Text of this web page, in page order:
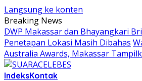
Langsung ke konten
Breaking News
DWP Makassar dan Bhayangkari
Penetapan Lokasi Masih Dibahas
Australia Awards, Makassar
IndeksKontak